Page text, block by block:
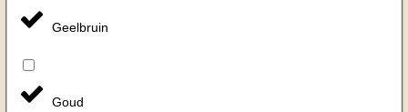
Geelbruin
Goud